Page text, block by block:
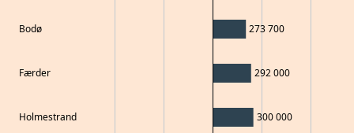
Bodø
Færder
Holmestrand
273 700
292 000
300 000